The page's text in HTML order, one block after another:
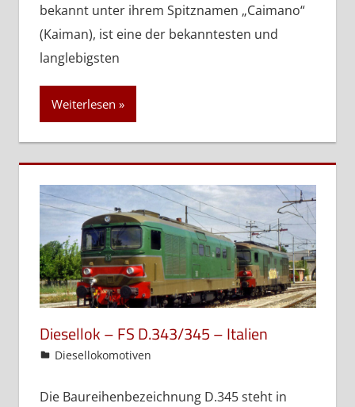
bekannt unter ihrem Spitznamen „Caimano“
(Kaiman), ist eine der bekanntesten und
langlebigsten
Weiterlesen
Diesellok – FS D.343/345 – Italien
admin
Diesellokomotiven
Die Baureihenbezeichnung D.345 steht in